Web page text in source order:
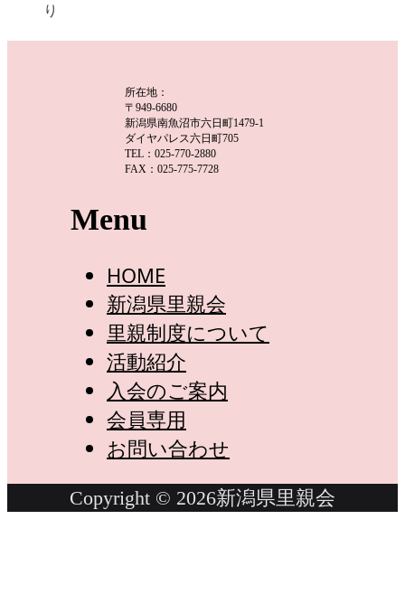
り
所在地：
〒949-6680
新潟県南魚沼市六日町1479-1
ダイヤパレス六日町705
TEL：025-770-2880
FAX：025-775-7728
Menu
HOME
新潟県里親会
里親制度について
活動紹介
入会のご案内
会員専用
お問い合わせ
Copyright © 2026新潟県里親会